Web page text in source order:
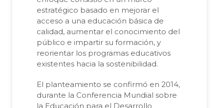
estratégico basado en mejorar el
acceso a una educación básica de
calidad, aumentar el conocimiento del
público e impartir su formación, y
reorientar los programas educativos
existentes hacia la sostenibilidad.
El planteamiento se confirmó en 2014,
durante la Conferencia Mundial sobre
la Educación para el Desarrollo